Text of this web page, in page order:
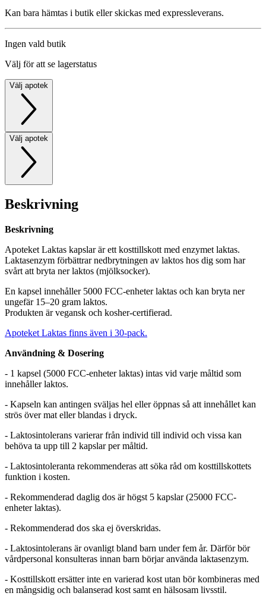
Kan bara hämtas i butik eller skickas med expressleverans.
Ingen vald butik
Välj för att se lagerstatus
Välj apotek
Välj apotek
Beskrivning
Beskrivning
Apoteket Laktas kapslar är ett kosttillskott med enzymet laktas.
Laktasenzym förbättrar nedbrytningen av laktos hos dig som har
svårt att bryta ner laktos (mjölksocker).
En kapsel innehåller 5000 FCC-enheter laktas och kan bryta ner
ungefär 15–20 gram laktos.
Produkten är vegansk och kosher-certifierad.
Apoteket Laktas finns även i 30-pack.
Användning & Dosering
- 1 kapsel (5000 FCC-enheter laktas) intas vid varje måltid som
innehåller laktos.
- Kapseln kan antingen sväljas hel eller öppnas så att innehållet kan
strös över mat eller blandas i dryck.
- Laktosintolerans varierar från individ till individ och vissa kan
behöva ta upp till 2 kapslar per måltid.
- Laktosintoleranta rekommenderas att söka råd om kosttillskottets
funktion i kosten.
- Rekommenderad daglig dos är högst 5 kapslar (25000 FCC-
enheter laktas).
- Rekommenderad dos ska ej överskridas.
- Laktosintolerans är ovanligt bland barn under fem år. Därför bör
vårdpersonal konsulteras innan barn börjar använda laktasenzym.
- Kosttillskott ersätter inte en varierad kost utan bör kombineras med
en mångsidig och balanserad kost samt en hälsosam livsstil.